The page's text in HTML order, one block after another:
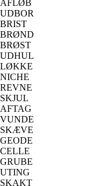
AFLØB
UDBOR
BRIST
BRØND
BRØST
UDHUL
LØKKE
NICHE
REVNE
SKJUL
AFTAG
VUNDE
SKÆVE
GEODE
CELLE
GRUBE
UTING
SKAKT